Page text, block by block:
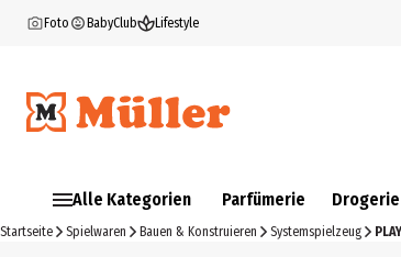
Foto BabyClub Lifestyle
Alle Kategorien Parfümerie Drogerie
Startseite Spielwaren Bauen & Konstruieren Systemspielzeug